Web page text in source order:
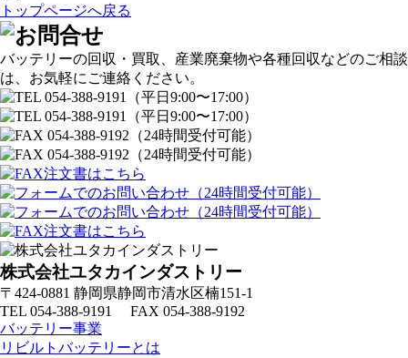
トップページへ戻る
バッテリーの回収・買取、産業廃棄物や各種回収などのご相談
は、お気軽にご連絡ください。
株式会社ユタカインダストリー
〒424-0881 静岡県静岡市清水区楠151-1
TEL 054-388-9191 FAX 054-388-9192
バッテリー事業
リビルトバッテリーとは